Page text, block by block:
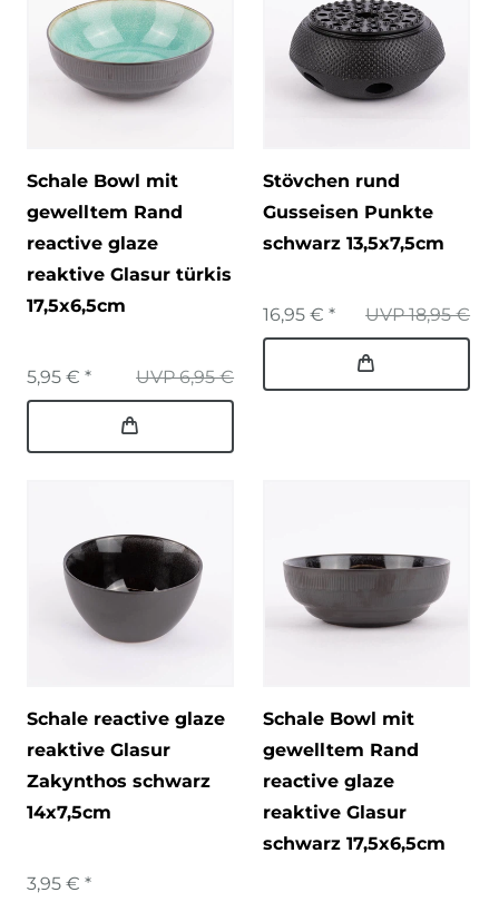
Schale Bowl mit
gewelltem Rand
reactive glaze
reaktive Glasur türkis
17,5x6,5cm
UVP 6,95 €
5,95 € *
Stövchen rund
Gusseisen Punkte
schwarz 13,5x7,5cm
UVP 18,95 €
16,95 € *
Schale reactive glaze
reaktive Glasur
Zakynthos schwarz
14x7,5cm
3,95 € *
Schale Bowl mit
gewelltem Rand
reactive glaze
reaktive Glasur
schwarz 17,5x6,5cm